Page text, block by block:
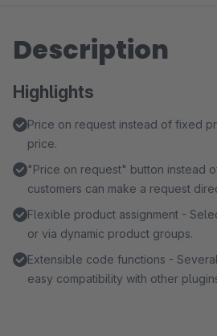
Description
Highlights
Price on request instead of fixed
price.
"Price on request" button instead
customers can make a request
Flexible product assignment -
or via dynamic product groups.
Extensible code functions -
easy compatibility with other